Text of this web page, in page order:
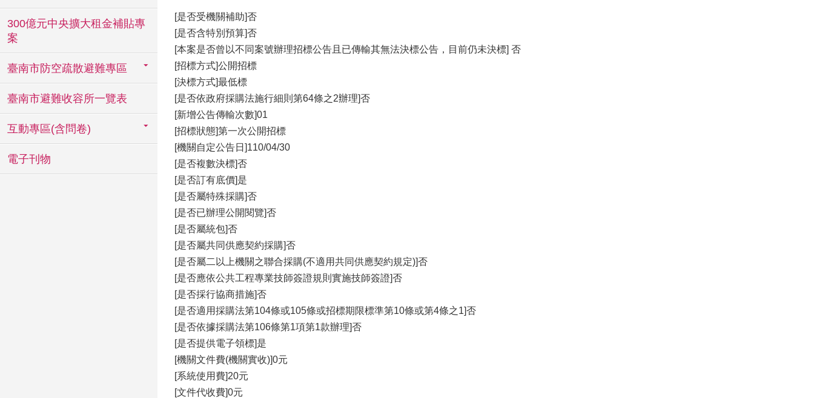
300億元中央擴大租金補貼專
案
臺南市防空疏散避難專區
臺南市避難收容所一覽表
互動專區(含問卷)
電子刊物
[是否受機關補助]否
[是否含特別預算]否
[本案是否曾以不同案號辦理招標公告且已傳輸其無法決標公告，目前仍未決標] 否
[招標方式]公開招標
[決標方式]最低標
[是否依政府採購法施行細則第64條之2辦理]否
[新增公告傳輸次數]01
[招標狀態]第一次公開招標
[機關自定公告日]110/04/30
[是否複數決標]否
[是否訂有底價]是
[是否屬特殊採購]否
[是否已辦理公開閱覽]否
[是否屬統包]否
[是否屬共同供應契約採購]否
[是否屬二以上機關之聯合採購(不適用共同供應契約規定)]否
[是否應依公共工程專業技師簽證規則實施技師簽證]否
[是否採行協商措施]否
[是否適用採購法第104條或105條或招標期限標準第10條或第4條之1]否
[是否依據採購法第106條第1項第1款辦理]否
[是否提供電子領標]是
[機關文件費(機關實收)]0元
[系統使用費]20元
[文件代收費]0元